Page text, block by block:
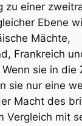
zu einer
Ebene
Mächte,
Frankreich
sie in die
sie nur eine
Macht des
Vergleich mit